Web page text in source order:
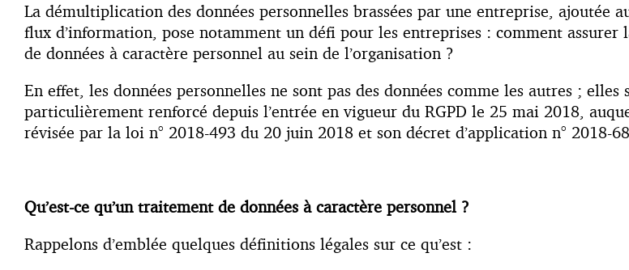
La démultiplication des données personnelles brassées par une entreprise, ajoutée
flux d’information, pose notamment un défi pour les entreprises : comment
de données à caractère personnel au sein de l’organisation ?
En effet, les données personnelles ne sont pas des données comme les autres ;
particulièrement renforcé depuis l’entrée en vigueur du RGPD le 25 mai 2018,
révisée par la loi n° 2018-493 du 20 juin 2018 et son décret d’application n° 2018-
Qu’est-ce qu’un traitement de données à caractère personnel ?
Rappelons d’emblée quelques définitions légales sur ce qu’est :